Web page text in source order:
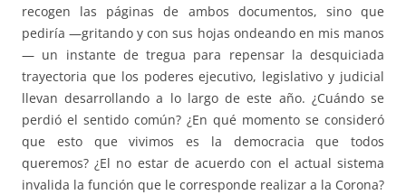
recogen las páginas de ambos documentos, sino que
pediría —gritando y con sus hojas ondeando en mis manos
— un instante de tregua para repensar la desquiciada
trayectoria que los poderes ejecutivo, legislativo y judicial
llevan desarrollando a lo largo de este año. ¿Cuándo se
perdió el sentido común? ¿En qué momento se consideró
que esto que vivimos es la democracia que todos
queremos? ¿El no estar de acuerdo con el actual sistema
invalida la función que le corresponde realizar a la Corona?